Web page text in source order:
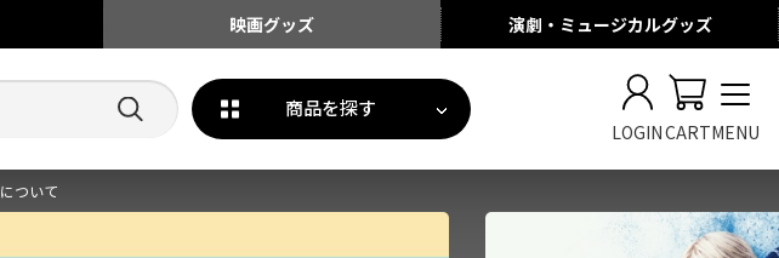
映画グッズ 演劇・ミュージカルグッズ
商品を探す
LOGINCARTMENU
ついて